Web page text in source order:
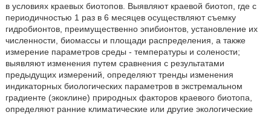
в условиях краевых биотопов. Выявляют краевой биотоп, где с
периодичностью 1 раз в 6 месяцев осуществляют съемку
гидробионтов, преимущественно эпибионтов, установление их
численности, биомассы и площади распределения, а также
измерение параметров среды - температуры и солености;
выявляют изменения путем сравнения с результатами
предыдущих измерений, определяют тренды изменения
индикаторных биологических параметров в экстремальном
градиенте (экоклине) природных факторов краевого биотопа,
определяют ранние климатические или другие экологические